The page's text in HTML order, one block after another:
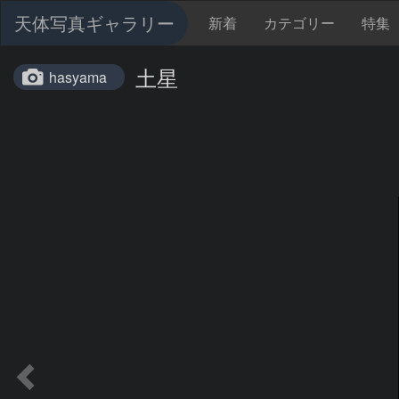
天体写真ギャラリー 新着 カテゴリー 特集
hasyama 土星